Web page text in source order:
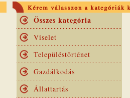
Összes kategória
Viselet
Településtörténet
Gazdálkodás
Állattartás